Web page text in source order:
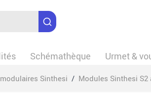
Schémathèque Urmet &
Sinthesi / Modules Sinthesi